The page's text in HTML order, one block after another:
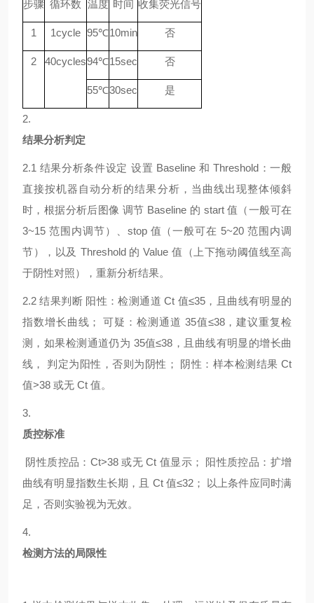
步骤 循环数 温度 时间 收集荧光信号
1 1cycle 95℃10min 否
2 40cycles94℃15sec 否
55℃30sec 是
2.
结果分析判定
2.1 结果分析条件设定 设置 Baseline 和 Threshold：一般
直接按机器自动分析的结果分析，当曲线出现整体倾斜
时，根据分析后图像 调节 Baseline 的 start 值（一般可在
3~15 范围内调节）、stop 值（一般可在 5~20 范围内调
节），以及 Threshold 的 Value 值（上下拖动阈值线至高
于阴性对照），重新分析结果。
2.2结果判断 阳性：检测通道 Ct 值≤35，且曲线有明显的
指数增长曲线； 可疑：检测通道 35值≤38，建议重复检
测，如果检测通道仍为 35值≤38，且曲线有明显的增长曲
线， 判定为阳性，否则为阴性； 阴性：样本检测结果 Ct
值>38 或无 Ct 值。
3.
质控标准
阴性质控品： Ct>38 或无 Ct 值显示； 阳性质控品：扩增
曲线有明显指数生长期，且 Ct 值≤32； 以上条件应同时满
足，否则实验视为无效。
4.
检测方法的局限性